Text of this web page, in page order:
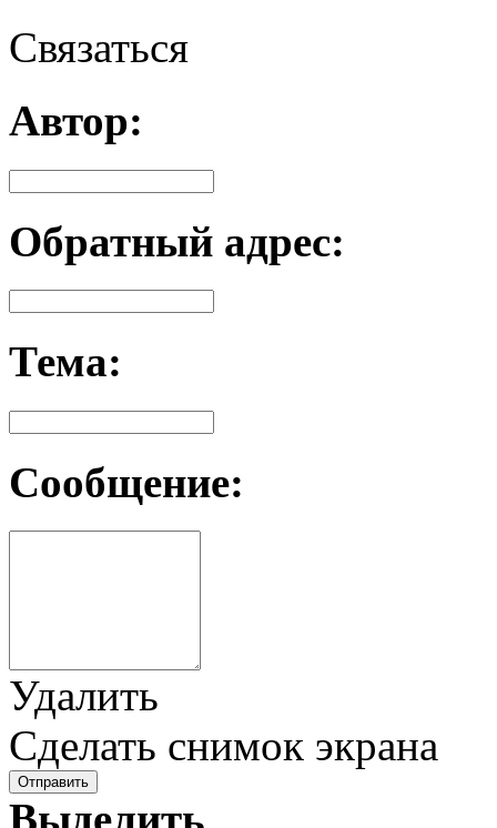
Связаться
Автор:
Обратный адрес:
Тема:
Сообщение:
Удалить
Сделать снимок экрана
Отправить